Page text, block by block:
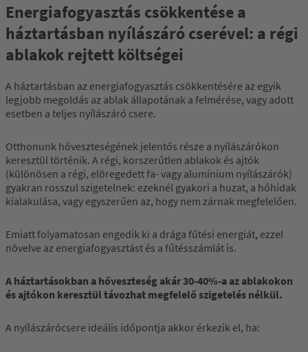
Energiafogyasztás csökkentése a
háztartásban nyílászáró cserével: a régi
ablakok rejtett költségei
A háztartásban az energiafogyasztás csökkentésére az egyik
legjobb megoldás az ablak állapotának a felmérése, vagy adott
esetben a teljes nyílászáró csere.
Otthonunk hőveszteségének jelentős része a nyílászárókon
keresztül történik. A régi, korszerűtlen ablakok és ajtók
(különösen a régi, elöregedett fa- vagy alumínium nyílászárók)
gyakran rosszul szigetelnek: ezeknél gyakori a huzat, a hőhidak
kialakulása, vagy egyszerűen az, hogy nem zárnak megfelelően.
Emiatt folyamatosan engedik ki a drága fűtési energiát, ezzel
növelve az energiafogyasztást és a fűtésszámlát is.
A háztartásokban a hőveszteség akár 30-40%-a az ablakokon
és ajtókon keresztül távozhat megfelelő szigetelés nélkül.
A nyílászárócsere ideális időpontja akkor érkezik el, ha: